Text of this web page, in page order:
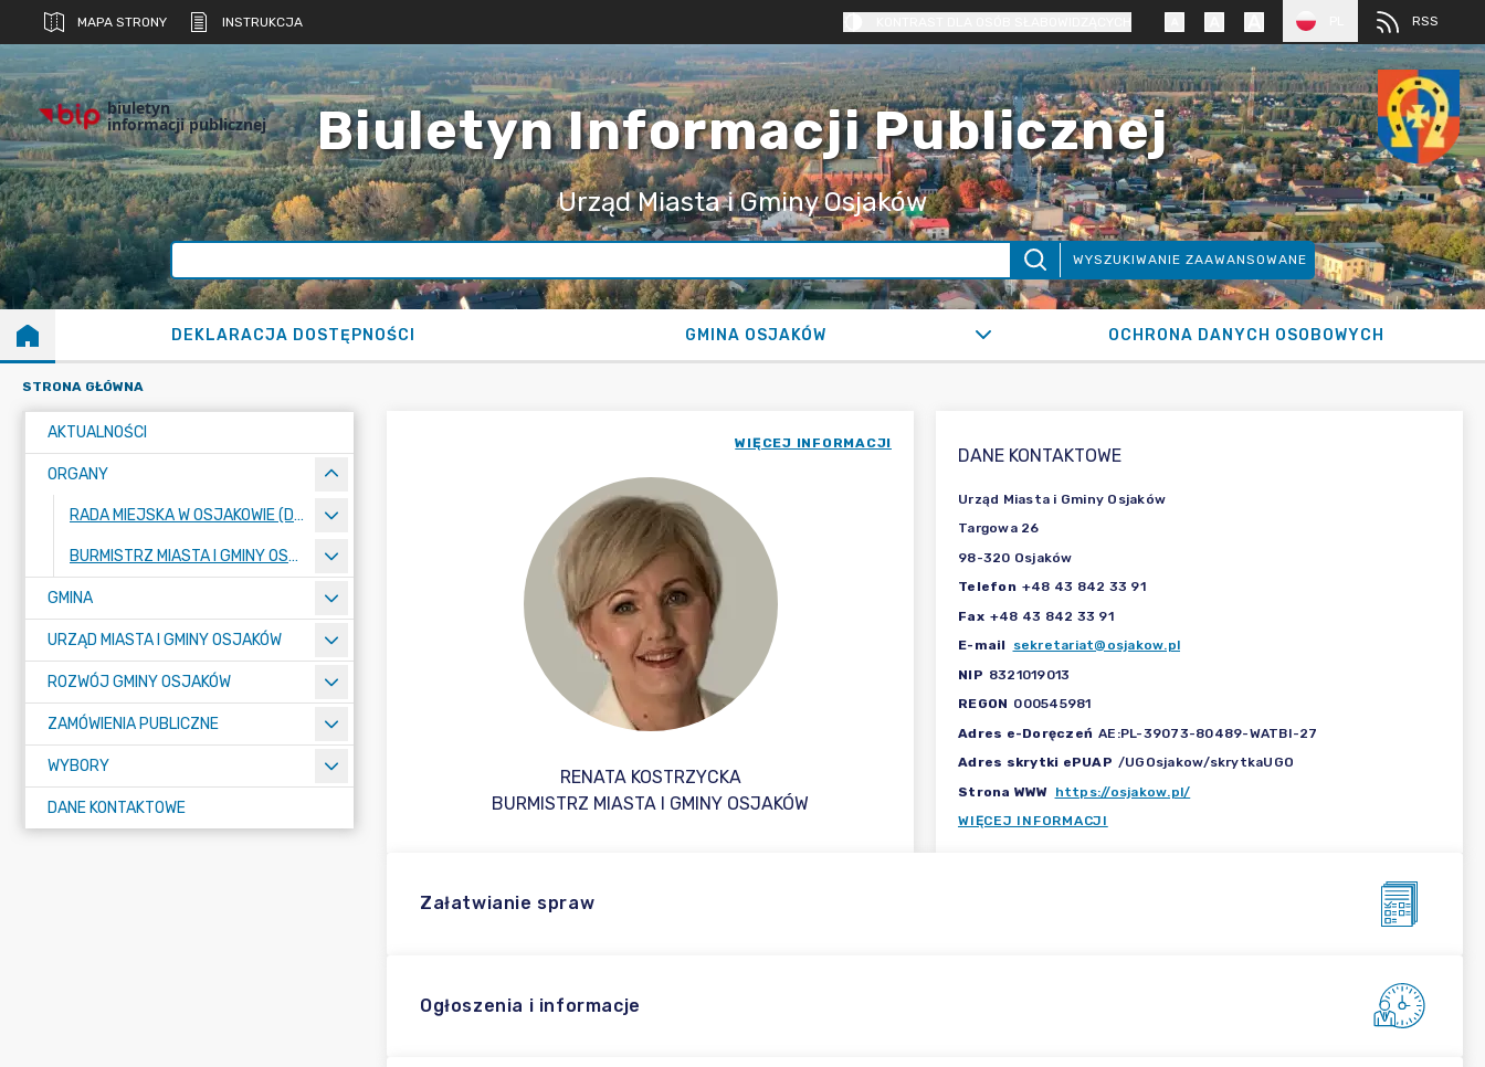
MAPA STRONY INSTRUKCJA RSS
biuletyn
informacji publicznej Biuletyn Informacji Publicznej
Urząd Miasta i Gminy Osjaków
WYSZUKIWANIE ZAAWANSOWANE
DEKLARACJA DOSTĘPNOŚCI GMINA OSJAKÓW OCHRONA DANYCH OSOBOWYCH
STRONA GŁÓWNA
AKTUALNOŚCI
ORGANY
RADA MIEJSKA W OSJAKOWIE (DO 31.12.2023 R. RADA GMINY OSJAKÓW)
BURMISTRZ MIASTA I GMINY OSJAKÓW
GMINA
URZĄD MIASTA I GMINY OSJAKÓW
ROZWÓJ GMINY OSJAKÓW
ZAMÓWIENIA PUBLICZNE
WYBORY
DANE KONTAKTOWE
RENATA KOSTRZYCKA
WIĘCEJ INFORMACJI
BURMISTRZ MIASTA I GMINY OSJAKÓW
DANE KONTAKTOWE
Urząd Miasta i Gminy Osjaków
Targowa 26
98-320 Osjaków
Telefon +48 43 842 33 91
Fax +48 43 842 33 91
E-mail
sekretariat@osjakow.pl
NIP 8321019013
REGON 000545981
Adres e-Doręczeń AE:PL-39073-80489-WATBI-27
Adres skrytki ePUAP /UGOsjakow/skrytkaUGO
Strona WWW https://osjakow.pl/
WIĘCEJ INFORMACJI
Załatwianie spraw
Ogłoszenia i informacje